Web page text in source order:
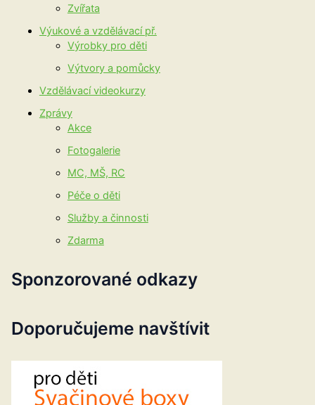
Zvířata
Výukové a vzdělávací př.
Výrobky pro děti
Výtvory a pomůcky
Vzdělávací videokurzy
Zprávy
Akce
Fotogalerie
MC, MŠ, RC
Péče o děti
Služby a činnosti
Zdarma
Sponzorované odkazy
Doporučujeme navštívit